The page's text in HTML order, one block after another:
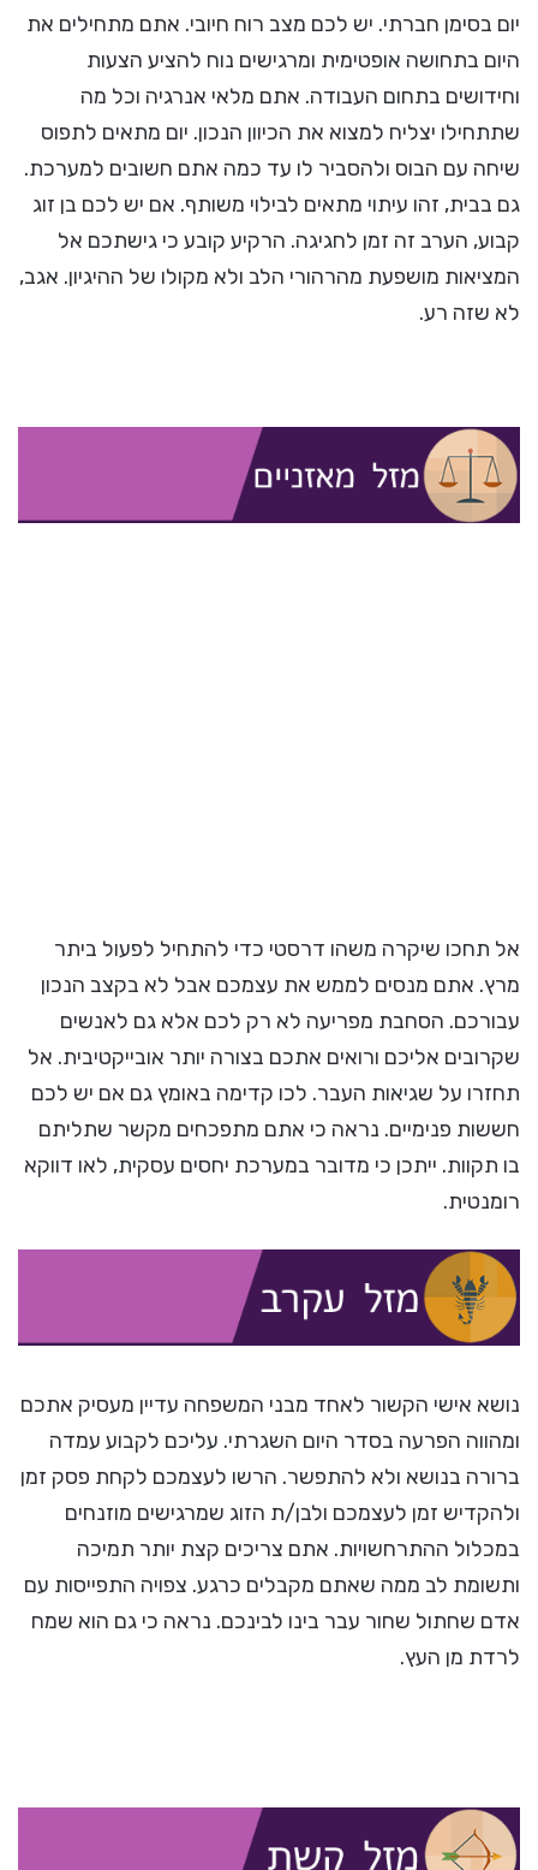
יום בסימן חברתי. יש לכם מצב רוח חיובי. אתם מתחילים את
היום בתחושה אופטימית ומרגישים נוח להציע הצעות
וחידושים בתחום העבודה. אתם מלאי אנרגיה וכל מה
שתתחילו יצליח למצוא את הכיוון הנכון. יום מתאים לתפוס
שיחה עם הבוס ולהסביר לו עד כמה אתם חשובים למערכת.
גם בבית, זהו עיתוי מתאים לבילוי משותף. אם יש לכם בן זוג
קבוע, הערב זה זמן לחגיגה. הרקיע קובע כי גישתכם אל
המציאות מושפעת מהרהורי הלב ולא מקולו של ההיגיון. אגב,
לא שזה רע.
אל תחכו שיקרה משהו דרסטי כדי להתחיל לפעול ביתר
מרץ. אתם מנסים לממש את עצמכם אבל לא בקצב הנכון
עבורכם. הסחבת מפריעה לא רק לכם אלא גם לאנשים
שקרובים אליכם ורואים אתכם בצורה יותר אובייקטיבית. אל
תחזרו על שגיאות העבר. לכו קדימה באומץ גם אם יש לכם
חששות פנימיים. נראה כי אתם מתפכחים מקשר שתליתם
בו תקוות. ייתכן כי מדובר במערכת יחסים עסקית, לאו דווקא
רומנטית.
נושא אישי הקשור לאחד מבני המשפחה עדיין מעסיק אתכם
ומהווה הפרעה בסדר היום השגרתי. עליכם לקבוע עמדה
ברורה בנושא ולא להתפשר. הרשו לעצמכם לקחת פסק זמן
ולהקדיש זמן לעצמכם ולבן/ת הזוג שמרגישים מוזנחים
במכלול ההתרחשויות. אתם צריכים קצת יותר תמיכה
ותשומת לב ממה שאתם מקבלים כרגע. צפויה התפייסות עם
אדם שחתול שחור עבר בינו לבינכם. נראה כי גם הוא שמח
לרדת מן העץ.